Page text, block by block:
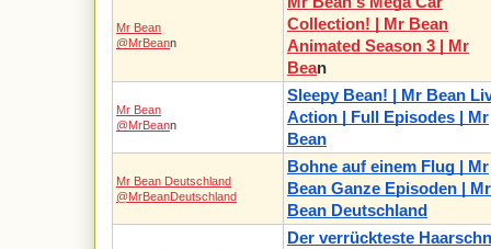
Mr Bean
@MrBeann
Collection! | Mr Bean
Animated Season 3 | Mr
Bean
Mr Bean
@MrBeann
Sleepy Bean! | Mr Bean
Action | Full Episodes | Mr
Bean
Mr Bean Deutschland
@MrBeanDeutschland
Bohne auf einem Flug | Mr
Bean Ganze Episoden | Mr
Bean Deutschland
Der verrückteste